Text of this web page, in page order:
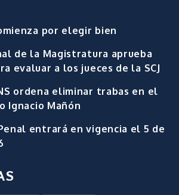
por elegir bien
de la Magistratura aprueba
evaluar a los jueces de la SCJ
ordena eliminar trabas en el
Ignacio Mañón
entrará en vigencia el 5 de